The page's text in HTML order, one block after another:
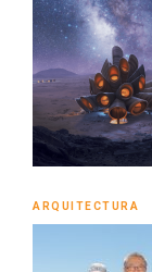
ARQUITECTURA